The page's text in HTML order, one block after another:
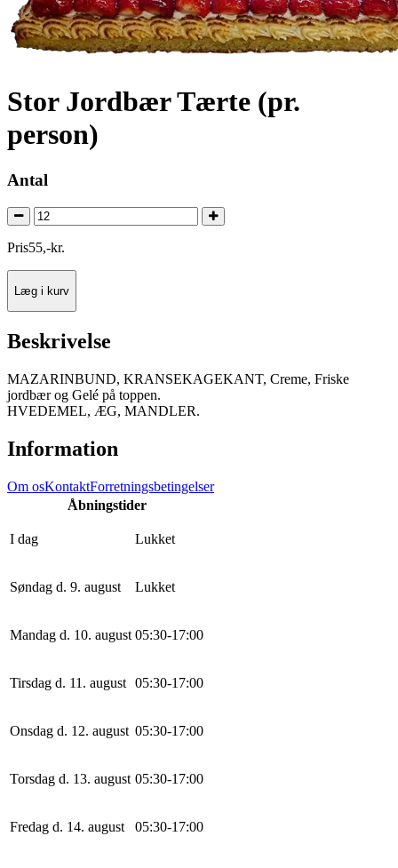
Stor Jordbær Tærte (pr.
person)
Antal
Pris55,-kr.
Læg i kurv
Beskrivelse
MAZARINBUND, KRANSEKAGEKANT, Creme, Friske
jordbær og Gelé på toppen.
HVEDEMEL, ÆG, MANDLER.
Information
Om osKontaktForretningsbetingelser
Åbningstider
I dag Lukket
Søndag d. 9. august Lukket
Mandag d. 10. august 05:30-17:00
Tirsdag d. 11. august 05:30-17:00
Onsdag d. 12. august 05:30-17:00
Torsdag d. 13. august 05:30-17:00
Fredag d. 14. august 05:30-17:00